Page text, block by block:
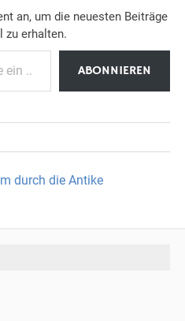
an, um die neuesten Beiträge
zu erhalten.
ABONNIEREN
durch die Antike